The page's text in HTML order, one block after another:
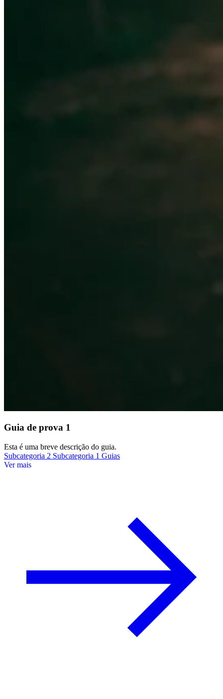
Guia de prova 1
Esta é uma breve descrição do guia.
Subcategoria 2 Subcategoria 1 Guias
Ver mais